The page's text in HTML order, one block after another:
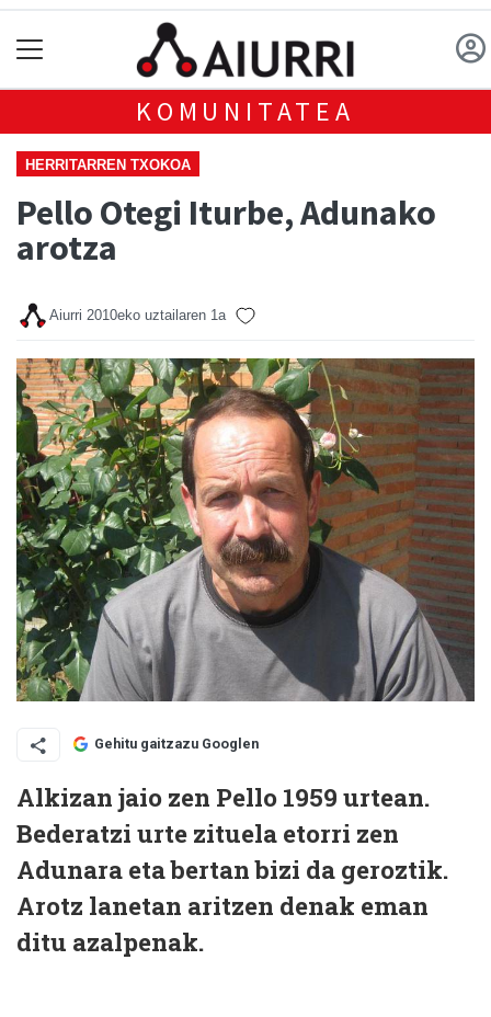
KOMUNITATEA
HERRITARREN TXOKOA
Pello Otegi Iturbe, Adunako
arotza
Aiurri 2010eko uztailaren 1a
Gehitu gaitzazu Googlen
Alkizan jaio zen Pello 1959 urtean.
Bederatzi urte zituela etorri zen
Adunara eta bertan bizi da geroztik.
Arotz lanetan aritzen denak eman
ditu azalpenak.